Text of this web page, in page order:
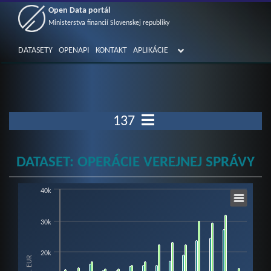
Open Data portál
Ministerstva financií Slovenskej republiky
DATASETY OPENAPI KONTAKT APLIKÁCIE
137
DATASET: OPERÁCIE VEREJNEJ SPRÁVY
Bar chart with 4 data series.
The chart has 1 X axis displaying categories.
The chart has 1 Y axis displaying mil. EUR. Data ranges from -7758.4 to
20k
30k
40k